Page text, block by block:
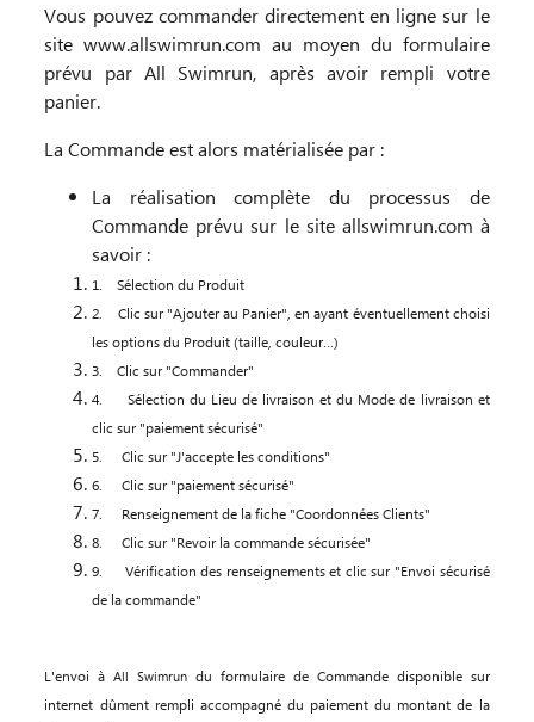
Vous pouvez commander directement en ligne sur le
site www.allswimrun.com au moyen du formulaire
prévu par All Swimrun, après avoir rempli votre
panier.
La Commande est alors matérialisée par :
La réalisation complète du processus de
Commande prévu sur le site allswimrun.com à
savoir :
1.
Sélection du Produit
2.
Clic sur "Ajouter au Panier", en ayant éventuellement choisi
les options du Produit (taille, couleur…)
3.
Clic sur "Commander"
4.
Sélection du Lieu de livraison et du Mode de livraison et
clic sur "paiement sécurisé"
5.
Clic sur "J'accepte les conditions"
6.
Clic sur "paiement sécurisé"
7.
Renseignement de la fiche "Coordonnées Clients"
8.
Clic sur "Revoir la commande sécurisée"
9.
Vérification des renseignements et clic sur "Envoi sécurisé
de la commande"
L'envoi àAll Swimrundu formulaire de Commande disponible sur
internet dûment rempli accompagné du paiement du montant de la